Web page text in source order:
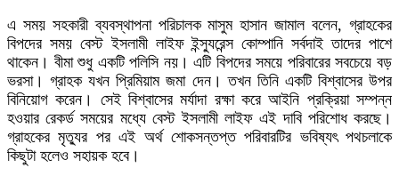
এ সময় সহকারী ব্যবস্থাপনা পরিচালক মাসুম হাসান জামাল বলেন, গ্রাহকের
বিপদের সময় বেস্ট ইসলামী লাইফ ইন্স্যুরেন্স কোম্পানি সর্বদাই তাদের পাশে
থাকেন। বীমা শুধু একটি পলিসি নয়। এটি বিপদের সময়ে পরিবারের সবচেয়ে বড়
ভরসা। গ্রাহক যখন প্রিমিয়াম জমা দেন। তখন তিনি একটি বিশ্বাসের উপর
বিনিয়োগ করেন। সেই বিশ্বাসের মর্যাদা রক্ষা করে আইনি প্রক্রিয়া সম্পন্ন
হওয়ার রেকর্ড সময়ের মধ্যে বেস্ট ইসলামী লাইফ এই দাবি পরিশোধ করছে।
গ্রাহকের মৃত্যুর পর এই অর্থ শোকসন্তপ্ত পরিবারটির ভবিষ্যৎ পথচলাকে
কিছুটা হলেও সহায়ক হবে।